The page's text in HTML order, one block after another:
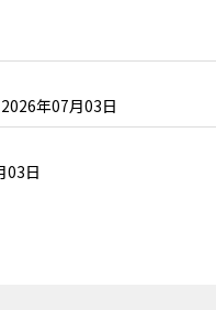
2026年07月03日
03日